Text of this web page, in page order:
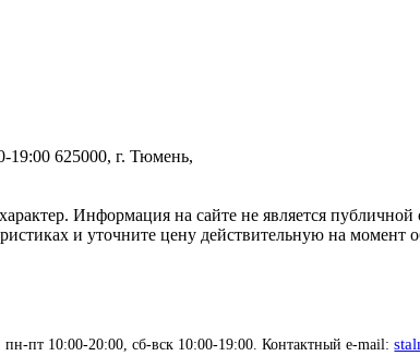
пт 10:00-20:00, сб-вск 10:00-19:00. Контактный e-mail:
19:00 625000, г. Тюмень,
Информация на сайте не является
и уточните цену действительную на момент